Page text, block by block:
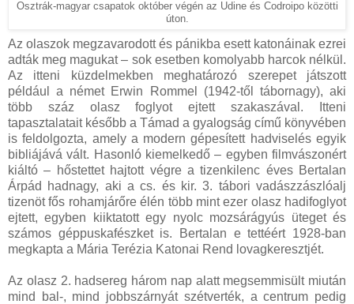
Osztrák-magyar csapatok október végén az Udine és Codroipo közötti
úton.
Az olaszok megzavarodott és pánikba esett katonáinak ezrei
adták meg magukat – sok esetben komolyabb harcok nélkül.
Az itteni küzdelmekben meghatározó szerepet játszott
például a német Erwin Rommel (1942-től tábornagy), aki
több száz olasz foglyot ejtett szakaszával. Itteni
tapasztalatait később a Támad a gyalogság című könyvében
is feldolgozta, amely a modern gépesített hadviselés egyik
bibliájává vált. Hasonló kiemelkedő – egyben filmvászonért
kiáltó – hőstettet hajtott végre a tizenkilenc éves Bertalan
Árpád hadnagy, aki a cs. és kir. 3. tábori vadászzászlóalj
tizenöt fős rohamjárőre élén több mint ezer olasz hadifoglyot
ejtett, egyben kiiktatott egy nyolc mozsárágyús üteget és
számos géppuskafészket is. Bertalan e tettéért 1928-ban
megkapta a Mária Terézia Katonai Rend lovagkeresztjét.
Az olasz 2. hadsereg három nap alatt megsemmisült miután
mind bal-, mind jobbszárnyát szétverték, a centrum pedig